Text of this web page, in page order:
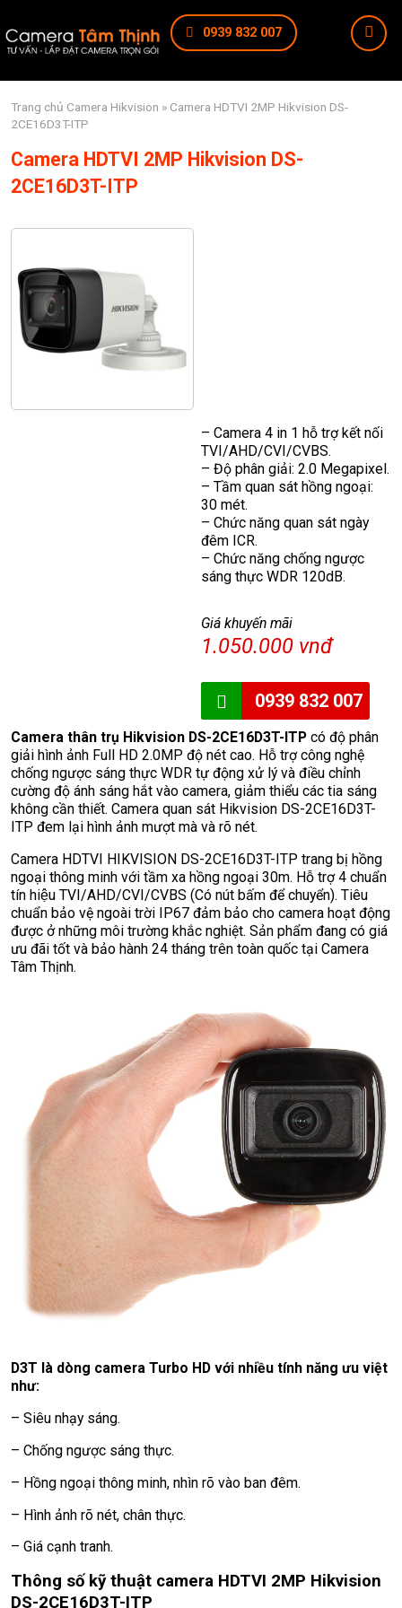
0939 832 007
Trang chủ Camera Hikvision » Camera HDTVI 2MP Hikvision DS-
2CE16D3T-ITP
Camera HDTVI 2MP Hikvision DS-
2CE16D3T-ITP
– Camera 4 in 1 hỗ trợ kết nối
TVI/AHD/CVI/CVBS.
– Độ phân giải: 2.0 Megapixel.
– Tầm quan sát hồng ngoại:
30 mét.
– Chức năng quan sát ngày
đêm ICR.
– Chức năng chống ngược
sáng thực WDR 120dB.
Giá khuyến mãi
1.050.000 vnđ
0939 832 007
Camera thân trụ Hikvision DS-2CE16D3T-ITP có độ phân
giải hình ảnh Full HD 2.0MP độ nét cao. Hỗ trợ công nghệ
chống ngược sáng thực WDR tự động xử lý và điều chỉnh
cường độ ánh sáng hắt vào camera, giảm thiểu các tia sáng
không cần thiết. Camera quan sát Hikvision DS-2CE16D3T-
ITP đem lại hình ảnh mượt mà và rõ nét.
Camera HDTVI HIKVISION DS-2CE16D3T-ITP trang bị hồng
ngoại thông minh với tầm xa hồng ngoại 30m. Hỗ trợ 4 chuẩn
tín hiệu TVI/AHD/CVI/CVBS (Có nút bấm để chuyển). Tiêu
chuẩn bảo vệ ngoài trời IP67 đảm bảo cho camera hoạt động
được ở những môi trường khắc nghiệt. Sản phẩm đang có giá
ưu đãi tốt và bảo hành 24 tháng trên toàn quốc tại Camera
Tâm Thịnh.
D3T là dòng camera Turbo HD với nhiều tính năng ưu việt
như:
– Siêu nhạy sáng.
– Chống ngược sáng thực.
– Hồng ngoại thông minh, nhìn rõ vào ban đêm.
– Hình ảnh rõ nét, chân thực.
– Giá cạnh tranh.
Thông số kỹ thuật camera HDTVI 2MP Hikvision
DS-2CE16D3T-ITP